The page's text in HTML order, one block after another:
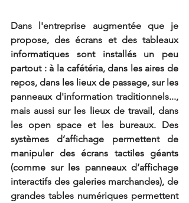
Dans l'entreprise augmentée que je
propose, des écrans et des tableaux
informatiques sont installés un peu
partout : à la cafétéria, dans les aires de
repos, dans les lieux de passage, sur les
panneaux d'information traditionnels...,
mais aussi sur les lieux de travail, dans
les open space et les bureaux. Des
systèmes d’affichage permettent de
manipuler des écrans tactiles géants
(comme sur les panneaux d’affichage
interactifs des galeries marchandes), de
grandes tables numériques permettent